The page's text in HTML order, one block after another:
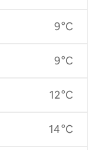
9 °C
9 °C
12 °C
14 °C